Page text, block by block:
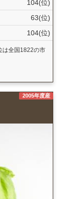
104(位)
63(位)
104(位)
は全国1822の市
2005年度産